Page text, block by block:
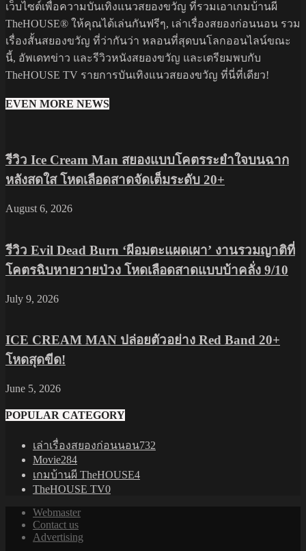
เว็บไซต์เพื่อความบันเทิงแนวสยองขวัญ ที่รวมเอาเกมบ้านผี
TheHOUSE® ให้คุณได้เล่นกันฟรีๆ, เล่าเรื่องสยองก่อนนอน รวม
เรื่องสั้นสยองขวัญ ที่ว่ากันว่า หลอนที่สุดบนโลกออนไลน์ขณะ
นี้, อัพเดทข่าว และรีวิวหนังสยองขวัญ และเตรียมพบกับ
TheHOUSE TV รายการบันเทิงแนวสยองขวัญ ที่นี่ที่เดียว!
EVEN MORE NEWS
รีวิว Ice Cream Man สยองแบบโคตรระยำใจบนฉาก
หลังสดใส โหดเลือดสาดจัดเต็มระดับ 20+
August 6, 2026
รีวิว Evil Dead Burn ‘ผีอมตะแผดเผา’ งานรวมญาติที่
โคตรฉิบหายวายป่วง โหดเลือดสาดแบบบ้าคลั่ง 9/10
July 9, 2026
ICE CREAM MAN ปล่อยตัวอย่าง Red Band 20+
โหดสุดขีด!
June 5, 2026
POPULAR CATEGORY
เล่าเรื่องสยองก่อนนอน732
Movie284
เกมบ้านผี TheHOUSE4
TheHOUSE TV0
Webmaster
Contact us
Advertising